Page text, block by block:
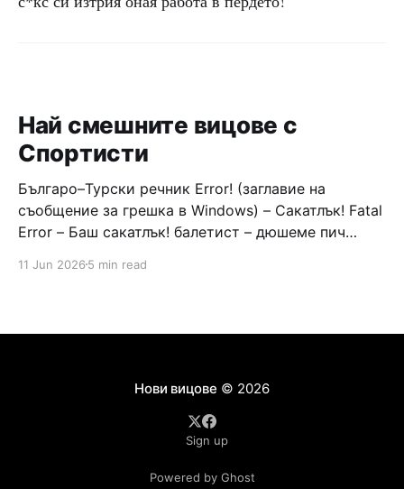
Най смешните вицове с
Спортисти
Българо–Турски речник Error! (заглавие на
съобщение за грешка в Windows) – Сакатлък! Fatal
Error – Баш сакатлък! балетист – дюшеме пич
Война и мир – Патаклама и рахатлък Cancel –
дявола – дур базик шаркан бабана сакатлък Двама
11 Jun 2026 5 min read
Нови вицове © 2026
Sign up
Powered by Ghost